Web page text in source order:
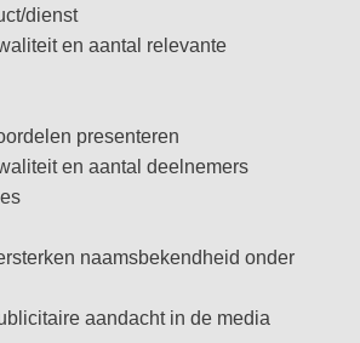
dienst
aantal relevante
presenteren
aantal deelnemers
naamsbekendheid onder
aandacht in de media